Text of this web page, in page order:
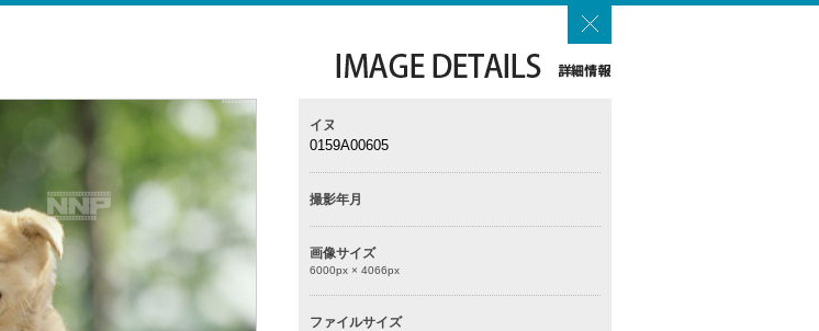
イヌ
0159A00605
撮影年月
画像サイズ
6000px × 4066px
ファイルサイズ